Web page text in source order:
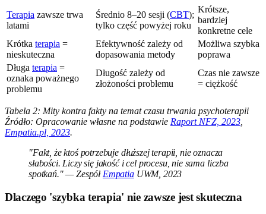
Terapia zawsze trwa
latami
Średnio 8–20 sesji (CBT);
tylko część powyżej roku
Krótsze,
bardziej
konkretne cele
Krótka terapia =
nieskuteczna
Efektywność zależy od
dopasowania metody
Możliwa szybka
poprawa
Długa terapia =
oznaka poważnego
problemu
Długość zależy od
złożoności problemu
Czas nie zawsze
= ciężkość
Tabela 2: Mity kontra fakty na temat czasu trwania psychoterapii
Źródło: Opracowanie własne na podstawie Raport NFZ, 2023
Empatia.pl, 2023.
"Fakt, że ktoś potrzebuje dłuższej terapii, nie oznacza
słabości. Liczy się jakość i cel procesu, nie sama liczba
spotkań." — Zespół EmpatiaUWM, 2023
Dlaczego 'szybka terapia' nie zawsze jest skuteczna